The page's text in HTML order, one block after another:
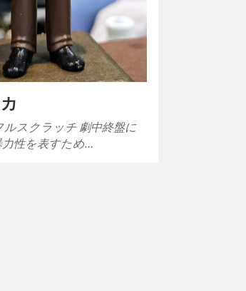
ルスクラッチ 劇中終盤に
力性を表すため…